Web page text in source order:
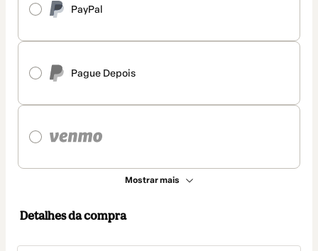
PayPal
Pague Depois
Mostrar mais
Detalhes da compra